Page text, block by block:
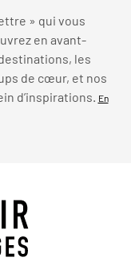
» qui vous
en avant-
les
de cœur, et nos
d’inspirations.
En